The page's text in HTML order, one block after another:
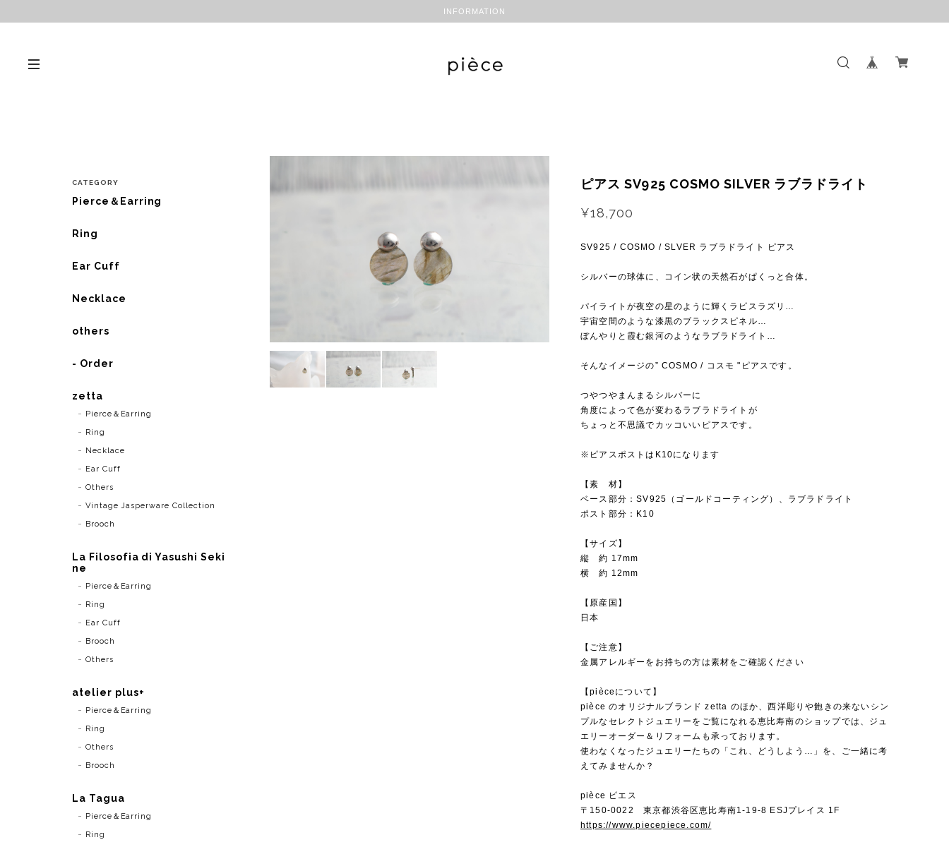
INFORMATION
ピアス SV925 COSMO SILVER ラブラドライト
¥18,700
SV925 / COSMO / SLVER ラブラドライト ピアス
シルバーの球体に、コイン状の天然石がぱくっと合体。
パイライトが夜空の星のように輝くラピスラズリ…
宇宙空間のような漆黒のブラックスピネル…
ぼんやりと霞む銀河のようなラブラドライト…
そんなイメージの” COSMO / コスモ "ピアスです。
つやつやまんまるシルバーに
角度によって色が変わるラブラドライトが
ちょっと不思議でカッコいいピアスです。
※ピアスポストはK10になります
【素 材】
ベース部分：SV925（ゴールドコーティング）、ラブラドライト
ポスト部分：K10
【サイズ】
縦 約 17mm
横 約 12mm
【原産国】
日本
【ご注意】
金属アレルギーをお持ちの方は素材をご確認ください
【pièceについて】
pièce のオリジナルブランド zetta のほか、西洋彫りや飽きの来ないシン
プルなセレクトジュエリーをご覧になれる恵比寿南のショップでは、ジュ
エリーオーダー＆リフォームも承っております。
使わなくなったジュエリーたちの「これ、どうしよう…」を、ご一緒に考
えてみませんか？
pièce ピエス
〒150-0022 東京都渋谷区恵比寿南1-19-8 ESJプレイス 1F
https://www.piecepiece.com/
CATEGORY
Pierce＆Earring
Ring
Ear Cuff
Necklace
others
- Order
zetta
Pierce＆Earring
Ring
Necklace
Ear Cuff
Others
Vintage Jasperware Collection
Brooch
La Filosofia di Yasushi Seki
ne
Pierce＆Earring
Ring
Ear Cuff
Brooch
Others
atelier plus+
Pierce＆Earring
Ring
Others
Brooch
La Tagua
Pierce＆Earring
Ring